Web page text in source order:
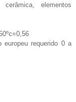
elementos
europeu requerido 0 a